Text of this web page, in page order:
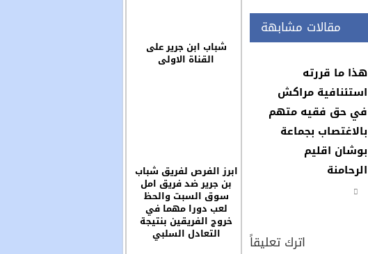
شباب ابن جرير على
القناة الاولى
ابرز الفرص لفريق شباب
بن جرير ضد فريق امل
سوق السبت والحظ
لعب دورا مهما في
خروج الفريقين بنتيجة
التعادل السلبي
مقالات مشابهة
هذا ما قررته
استئنافية مراكش
في حق فقيه متهم
بالاغتصاب بجماعة
بوشان اقليم
الرحامنة
اترك تعليقاً